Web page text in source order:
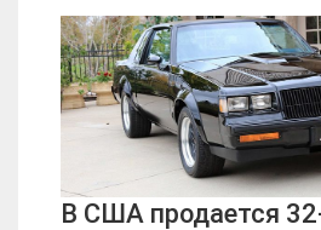
В США продается